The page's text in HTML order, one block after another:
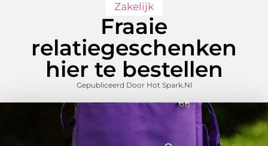
Zakelijk
Fraaie
relatiegeschenken
hier te bestellen
Gepubliceerd Door Hot Spark.nl